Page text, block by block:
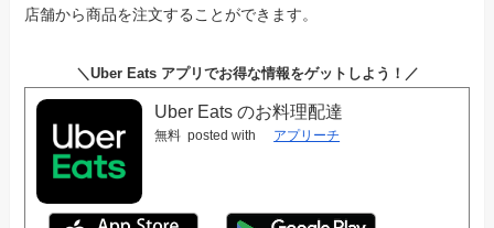
店舗から商品を注文することができます。
＼Uber Eats アプリでお得な情報をゲットしよう！／
Uber Eats のお料理配達
無料 posted with アプリーチ